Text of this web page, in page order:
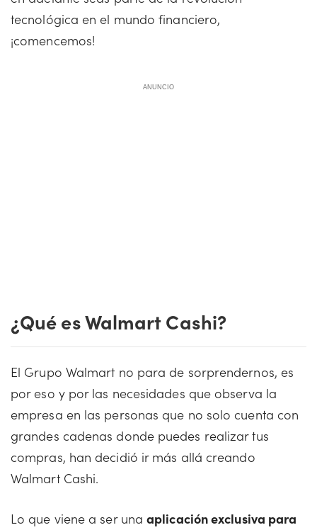
tecnológica en el mundo financiero,
¡comencemos!
ANUNCIO
¿Qué es Walmart Cashi?
El Grupo Walmart no para de sorprendernos, es
por eso y por las necesidades que observa la
empresa en las personas que no solo cuenta con
grandes cadenas donde puedes realizar tus
compras, han decidió ir más allá creando
Walmart Cashi.
Lo que viene a ser unaaplicación exclusiva para